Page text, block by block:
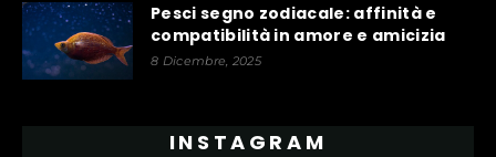
Pesci segno zodiacale: affinità e
compatibilità in amore e amicizia
8 Dicembre, 2025
INSTAGRAM